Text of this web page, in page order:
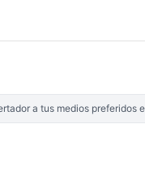
a tus medios preferidos